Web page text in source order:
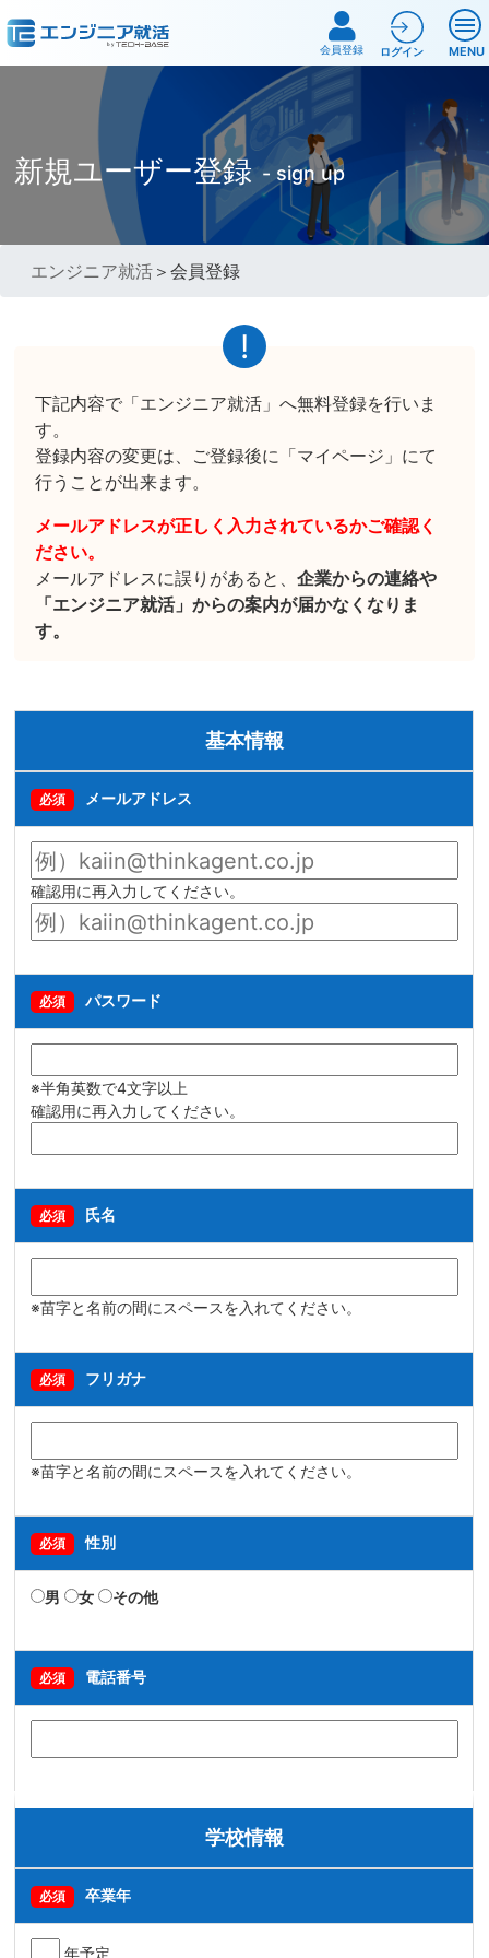
MENU
会員登録 ログイン
新規ユーザー登録 - sign up
エンジニア就活 ＞会員登録
下記内容で「エンジニア就活」へ無料登録を行いま
す。
登録内容の変更は、ご登録後に「マイページ」にて
行うことが出来ます。
メールアドレスが正しく入力されているかご確認く
ださい。
メールアドレスに誤りがあると、企業からの連絡や
「エンジニア就活」からの案内が届かなくなりま
す。
基本情報
必須 メールアドレス
確認用に再入力してください。
必須 パスワード
※半角英数で4文字以上
確認用に再入力してください。
必須 氏名
※苗字と名前の間にスペースを入れてください。
必須 フリガナ
※苗字と名前の間にスペースを入れてください。
必須 性別
男 女 その他
必須 電話番号
学校情報
必須 卒業年
年予定